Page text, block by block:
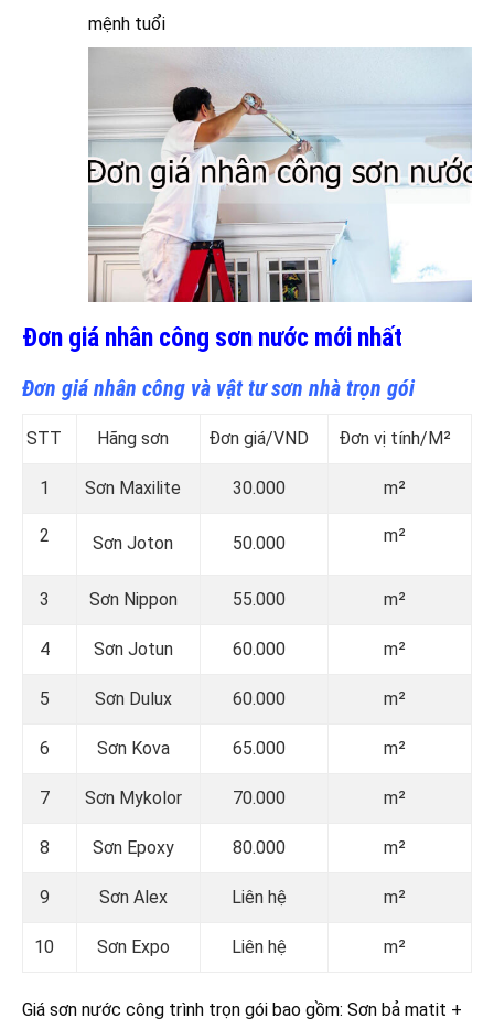
mệnh tuổi
Đơn giá nhân công sơn nước mới nhất
Đơn giá nhân công và vật tư sơn nhà trọn gói
STT Hãng sơn Đơn giá/VND Đơn vị tính/M²
1 Sơn Maxilite 30.000 m²
2 Sơn Joton 50.000 m²
3 Sơn Nippon 55.000 m²
4 Sơn Jotun 60.000 m²
5 Sơn Dulux 60.000 m²
6 Sơn Kova 65.000 m²
7 Sơn Mykolor 70.000 m²
8 Sơn Epoxy 80.000 m²
9 Sơn Alex Liên hệ m²
10 Sơn Expo Liên hệ m²
Giá sơn nước công trình trọn gói bao gồm: Sơn bả matit +